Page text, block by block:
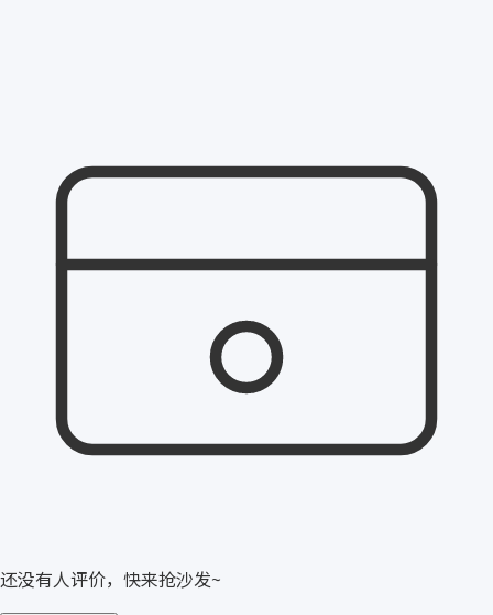
还没有人评价，快来抢沙发~